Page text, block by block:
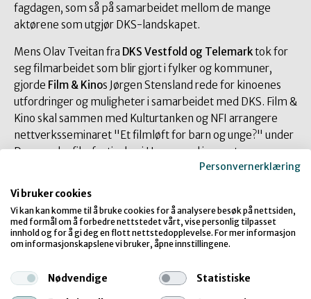
fagdagen, som så på samarbeidet mellom de mange
aktørene som utgjør DKS-landskapet.
Mens Olav Tveitan fra DKS Vestfold og Telemarktok for
seg filmarbeidet som blir gjort i fylker og kommuner,
gjorde Film & Kinos Jørgen Stensland rede for kinoenes
utfordringer og muligheter i samarbeidet med DKS. Film &
Kino skal sammen med Kulturtanken og NFI arrangere
nettverksseminaret "Et filmløft for barn og unge?" under
Den norske filmfestivalen i Haugesund i august.
på tur medBygdekinoen
om i Norge. – Vi kjører i alt fra flotte kulturhus til små
bygdehus, sa Indrehaug om lavterskeltilbudet som kan
være en viktig samarbeidspartner for filmvisninger i DKS
Personvernerklæring
Vi bruker cookies
Vi kan kan komme til å bruke cookies for å analysere besøk på nettsiden,
med formål om å forbedre nettstedet vårt, vise personlig tilpasset
innhold og for å gi deg en flott nettstedopplevelse. For mer informasjon
om informasjonskapslene vi bruker, åpne innstillingene.
Nødvendige
Statistiske